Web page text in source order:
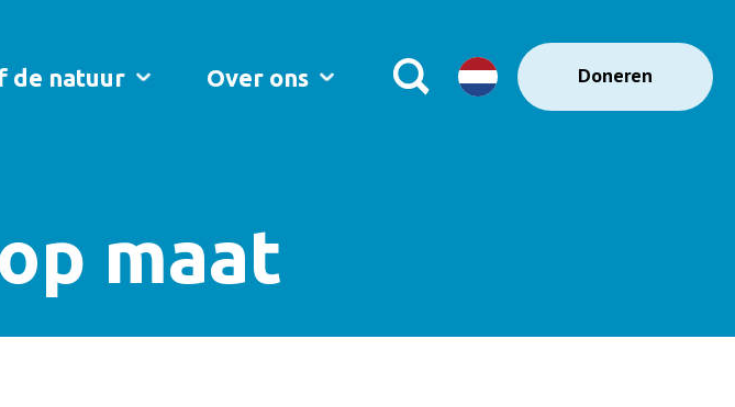
de natuur Over ons Doneren
maat